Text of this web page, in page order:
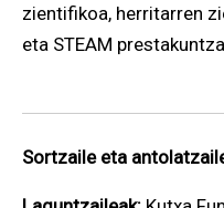
zientifikoa, herritarren
eta STEAM
Sortzaile eta